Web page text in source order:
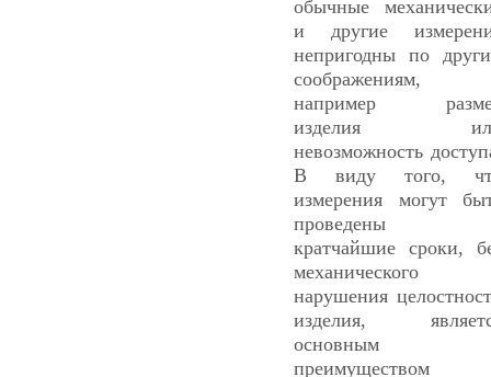
обычные
и другие
непригодны по
соображениям,
например
изделия
невозможность
В виду того,
измерения могут
проведены
кратчайшие сроки,
механического
нарушения
изделия,
основным
преимуществом